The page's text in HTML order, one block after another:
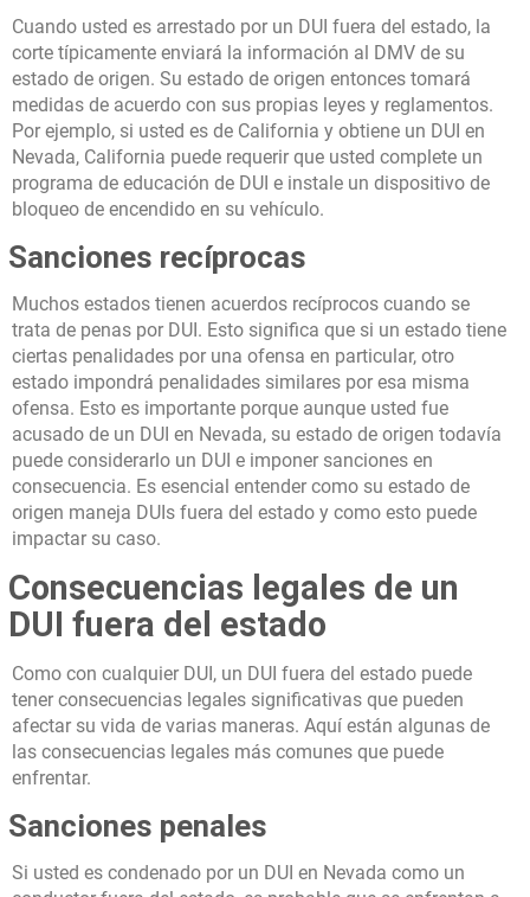
Cuando usted es arrestado por un DUI fuera del estado, la
corte típicamente enviará la información al DMV de su
estado de origen. Su estado de origen entonces tomará
medidas de acuerdo con sus propias leyes y reglamentos.
Por ejemplo, si usted es de California y obtiene un DUI en
Nevada, California puede requerir que usted complete un
programa de educación de DUI e instale un dispositivo de
bloqueo de encendido en su vehículo.
Sanciones recíprocas
Muchos estados tienen acuerdos recíprocos cuando se
trata de penas por DUI. Esto significa que si un estado tiene
ciertas penalidades por una ofensa en particular, otro
estado impondrá penalidades similares por esa misma
ofensa. Esto es importante porque aunque usted fue
acusado de un DUI en Nevada, su estado de origen todavía
puede considerarlo un DUI e imponer sanciones en
consecuencia. Es esencial entender como su estado de
origen maneja DUIs fuera del estado y como esto puede
impactar su caso.
Consecuencias legales de un
DUI fuera del estado
Como con cualquier DUI, un DUI fuera del estado puede
tener consecuencias legales significativas que pueden
afectar su vida de varias maneras. Aquí están algunas de
las consecuencias legales más comunes que puede
enfrentar.
Sanciones penales
Si usted es condenado por un DUI en Nevada como un